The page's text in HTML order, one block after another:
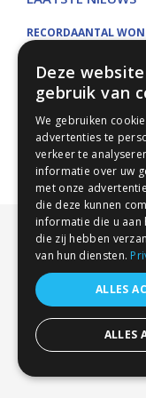
RECORDAANTAL
In het tweede
recordaantal
Makelaars. Het
woningen is
makelaar lid is
Deze
gebruik van
We gebruiken
advertenties te
verkeer te
informatie over uw
met onze
die deze kunnen
informatie die u
die zij hebben
van hun diensten.
ALLES
ALLES